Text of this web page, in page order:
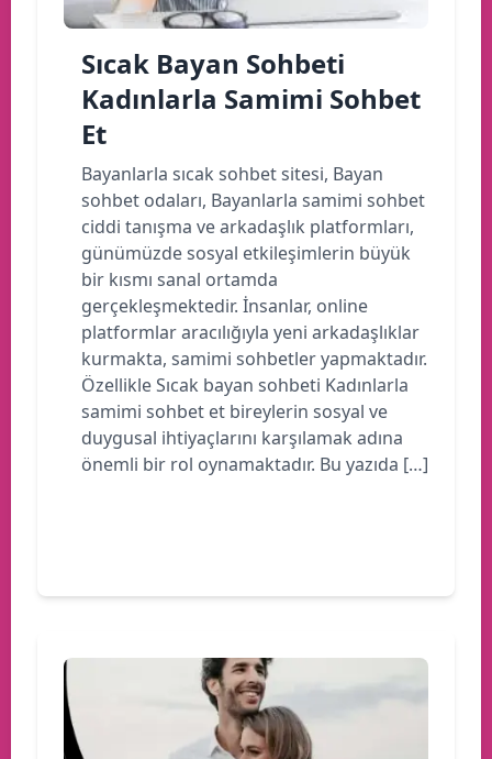
Sıcak Bayan Sohbeti
Kadınlarla Samimi Sohbet
Et
Bayanlarla sıcak sohbet sitesi, Bayan
sohbet odaları, Bayanlarla samimi sohbet
ciddi tanışma ve arkadaşlık platformları,
günümüzde sosyal etkileşimlerin büyük
bir kısmı sanal ortamda
gerçekleşmektedir. İnsanlar, online
platformlar aracılığıyla yeni arkadaşlıklar
kurmakta, samimi sohbetler yapmaktadır.
Özellikle Sıcak bayan sohbeti Kadınlarla
samimi sohbet et bireylerin sosyal ve
duygusal ihtiyaçlarını karşılamak adına
önemli bir rol oynamaktadır. Bu yazıda […]